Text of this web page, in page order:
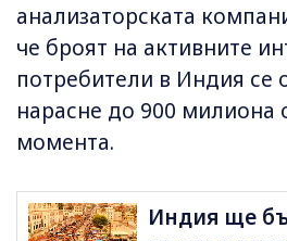
анализаторската
че броят на активните
потребители в Индия се
нарасне до 900 милиона
момента.
Индия ще